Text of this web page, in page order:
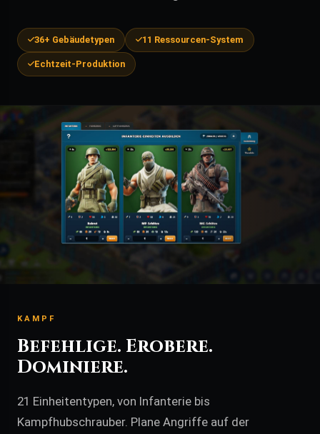
36+ Gebäudetypen 11 Ressourcen-System
Echtzeit-Produktion
KAMPF
Befehlige. Erobere.
Dominiere.
21 Einheitentypen, von Infanterie bis
Kampfhubschrauber. Plane Angriffe auf der